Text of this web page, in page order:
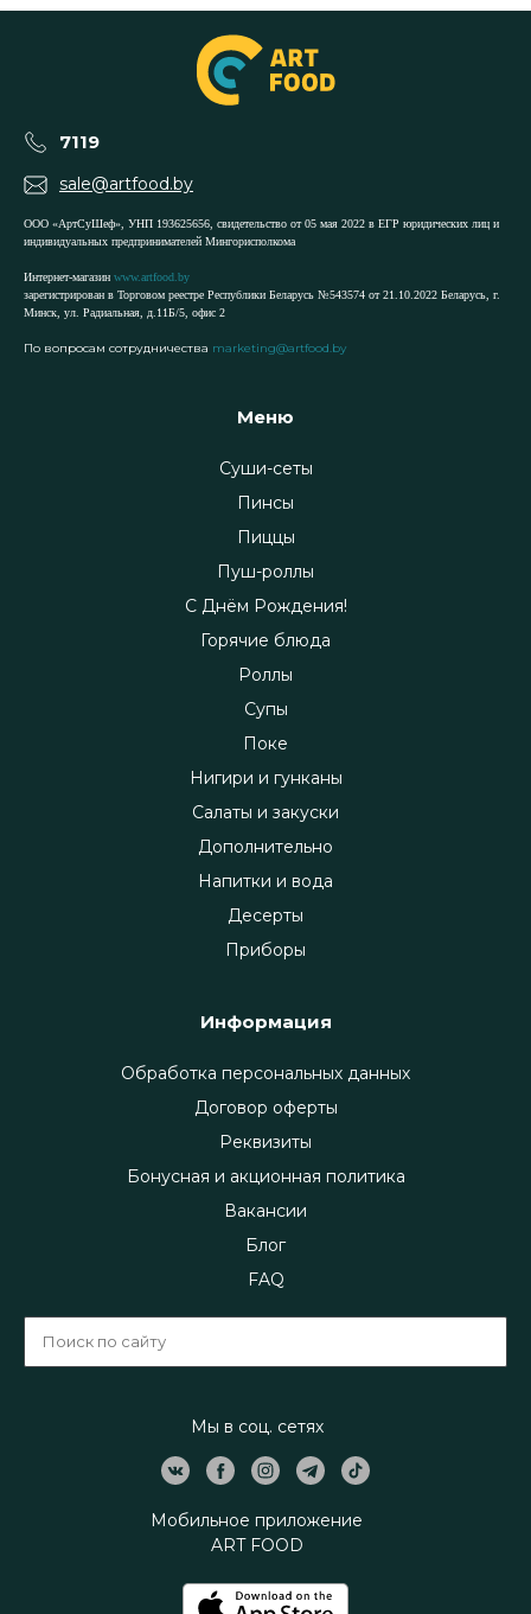
7119
sale@artfood.by
ООО «АртСуШеф», УНП 193625656, свидетельство от 05 мая 2022 в ЕГР юридических лиц и
индивидуальных предпринимателей Мингорисполкома
Интернет-магазин www.artfood.by
зарегистрирован в Торговом реестре Республики Беларусь №543574 от 21.10.2022 Беларусь, г.
Минск, ул. Радиальная, д.11Б/5, офис 2
По вопросам сотрудничества marketing@artfood.by
Меню
Суши-сеты
Пинсы
Пиццы
Пуш-роллы
С Днём Рождения!
Горячие блюда
Роллы
Супы
Поке
Нигири и гунканы
Салаты и закуски
Дополнительно
Напитки и вода
Десерты
Приборы
Информация
Обработка персональных данных
Договор оферты
Реквизиты
Бонусная и акционная политика
Вакансии
Блог
FAQ
Мы в соц. сетях
Мобильное приложение
ART FOOD